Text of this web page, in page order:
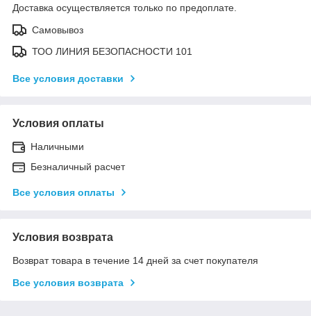
Доставка осуществляется только по предоплате.
Самовывоз
ТОО ЛИНИЯ БЕЗОПАСНОСТИ 101
Все условия доставки
Условия оплаты
Наличными
Безналичный расчет
Все условия оплаты
Условия возврата
Возврат товара в течение 14 дней за счет покупателя
Все условия возврата